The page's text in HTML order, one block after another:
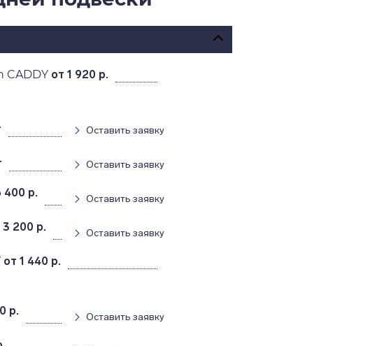
CADDY от 1 920 р.
Оставить заявку
Оставить заявку
400 р. Оставить заявку
3 200 р. Оставить заявку
от 1 440 р.
р. Оставить заявку